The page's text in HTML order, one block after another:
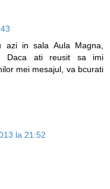
azi in sala Aula Magna,
Daca ati reusit sa imi
mei mesajul, va bcurati
la 21:52